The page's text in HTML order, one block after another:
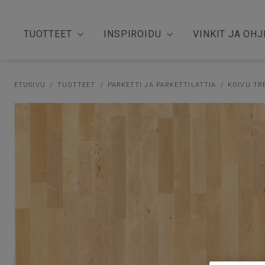
TUOTTEET INSPIROIDU VINKIT JA
ETUSIVU TUOTTEET PARKETTI JA PARKETTILATTIA KOIVU